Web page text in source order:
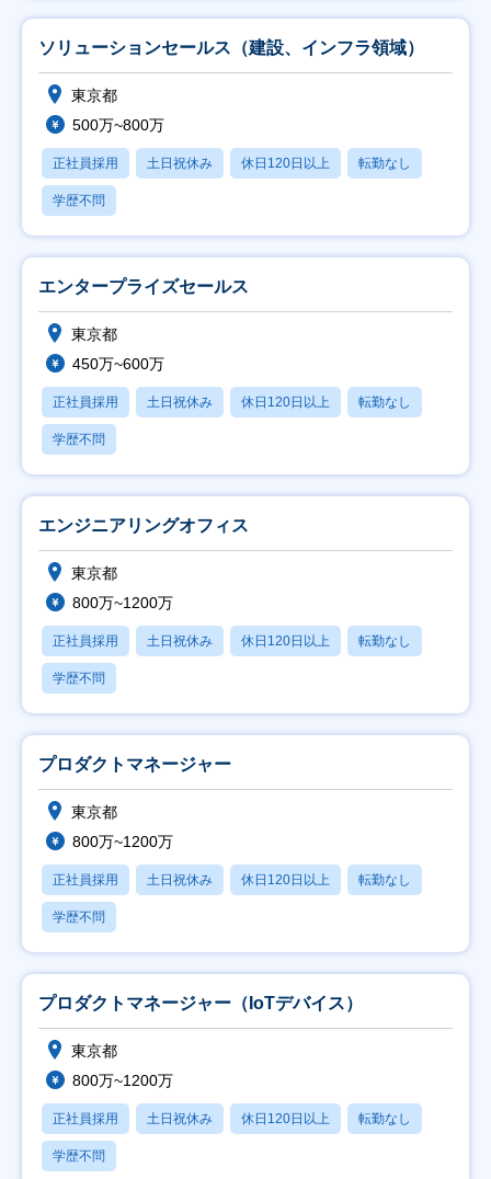
ソリューションセールス（建設、インフラ領域）
東京都
500万~800万
正社員採用 土日祝休み 休日120日以上 転勤なし
学歴不問
エンタープライズセールス
東京都
450万~600万
正社員採用 土日祝休み 休日120日以上 転勤なし
学歴不問
エンジニアリングオフィス
東京都
800万~1200万
正社員採用 土日祝休み 休日120日以上 転勤なし
学歴不問
プロダクトマネージャー
東京都
800万~1200万
正社員採用 土日祝休み 休日120日以上 転勤なし
学歴不問
プロダクトマネージャー（IoTデバイス）
東京都
800万~1200万
正社員採用 土日祝休み 休日120日以上 転勤なし
学歴不問